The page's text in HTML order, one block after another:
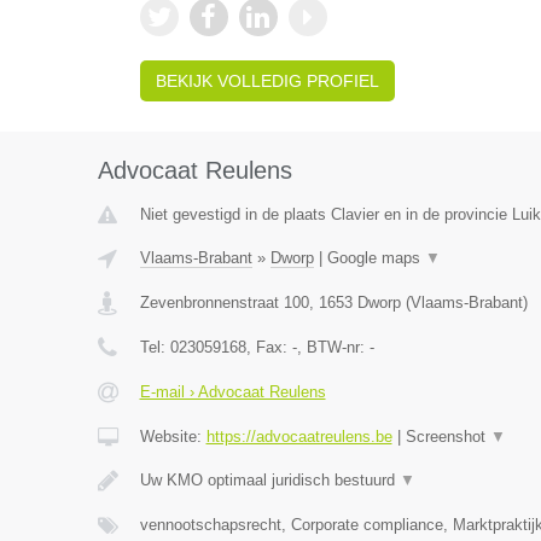
BEKIJK VOLLEDIG PROFIEL
Advocaat Reulens
Niet gevestigd in de plaats Clavier en in de provincie
Vlaams-Brabant» Dworp| Google maps ▼
Zevenbronnenstraat 100, 1653 Dworp(Vlaams-Brabant)
Tel: 023059168, Fax: -, BTW-nr: -
E-mail › Advocaat Reulens
Website: https://advocaatreulens.be| Screenshot ▼
Uw KMO optimaal juridisch bestuurd ▼
vennootschapsrecht, Corporate compliance,